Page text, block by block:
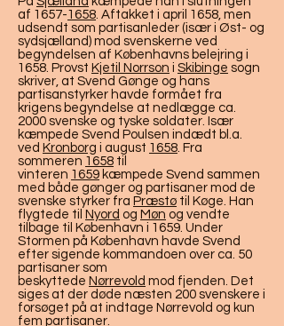
af 1657-1658. Aftakket i april 1658, men
udsendt som partisanleder (især i Øst- og
sydsjælland) mod svenskerne ved
begyndelsen af Københavns belejring i
1658. Provst Kjetil Norrson i Skibinge sogn
skriver, at Svend Gønge og hans
partisanstyrker havde formået fra
krigens begyndelse at nedlægge ca.
2000 svenske og tyske soldater. Især
kæmpede Svend Poulsen indædt bl.a.
ved Kronborg i august 1658. Fra
sommeren 1658 til
vinteren 1659 kæmpede Svend sammen
med både gønger og partisaner mod de
svenske styrker fra Præstø til Køge. Han
flygtede til Nyord og Møn og vendte
tilbage til København i 1659. Under
Stormen på København havde Svend
efter sigende kommandoen over ca. 50
partisaner som
beskyttede Nørrevold mod fjenden. Det
siges at der døde næsten 200 svenskere i
forsøget på at indtage Nørrevold og kun
fem partisaner.